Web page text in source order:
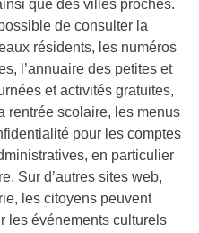
que des villes proches.
de consulter la
résidents, les numéros
l’annuaire des petites et
et activités gratuites,
rentrée scolaire, les menus
pour les comptes
en particulier
Sur d’autres sites web,
les citoyens peuvent
les événements culturels